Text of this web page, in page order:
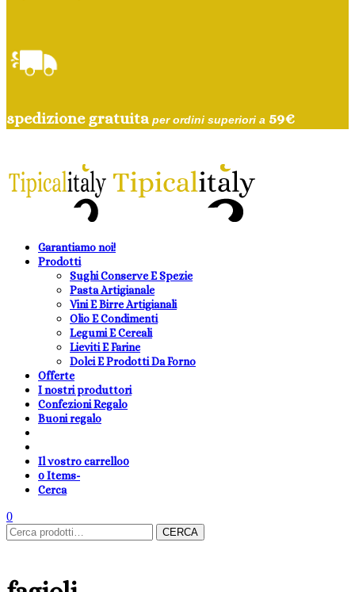
spedizione gratuita per ordini superiori a 59€
Garantiamo noi!
Prodotti
Sughi Conserve E Spezie
Pasta Artigianale
Vini E Birre Artigianali
Olio E Condimenti
Legumi E Cereali
Lieviti E Farine
Dolci E Prodotti Da Forno
Offerte
I nostri produttori
Confezioni Regalo
Buoni regalo
Il vostro carrello0
0 Items-
Cerca
0shopping-
basket
Area
Clienti
search
cambia
lingua
Carrello
Cerca: CERCA